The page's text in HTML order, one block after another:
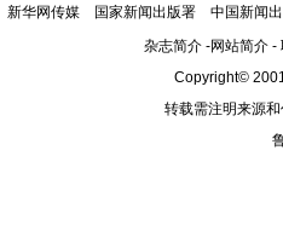
新华网传媒 国家新闻出版署
中国新闻
杂志简介-网站简介-
Copyright©
转载需注明来源